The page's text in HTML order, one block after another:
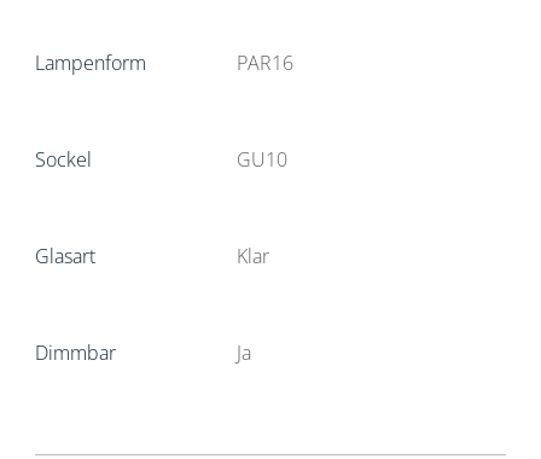
Lampenform PAR16
Sockel GU10
Glasart Klar
Dimmbar Ja